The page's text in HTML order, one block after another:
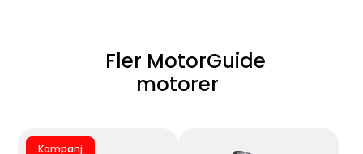
Fler MotorGuide
motorer
Kampanj